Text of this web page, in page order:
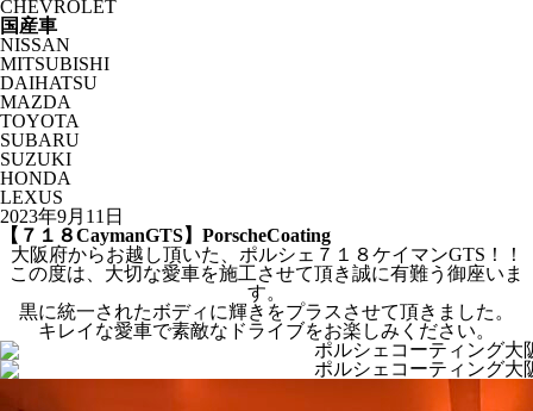
CHEVROLET
国産車
NISSAN
MITSUBISHI
DAIHATSU
MAZDA
TOYOTA
SUBARU
SUZUKI
HONDA
LEXUS
2023年9月11日
【７１８CaymanGTS】PorscheCoating
大阪府からお越し頂いた、ポルシェ７１８ケイマンGTS！！
この度は、大切な愛車を施工させて頂き誠に有難う御座いま
す。
黒に統一されたボディに輝きをプラスさせて頂きました。
キレイな愛車で素敵なドライブをお楽しみください。